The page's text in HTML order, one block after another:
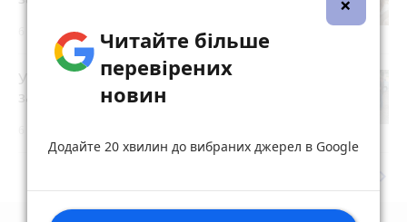
6 серпня 2026 р.
У Житомирі правоохоронці
затримали торговця зброєю
Читайте більше
перевірених
новин
Додайте 20 хвилин до вибраних джерел в Google